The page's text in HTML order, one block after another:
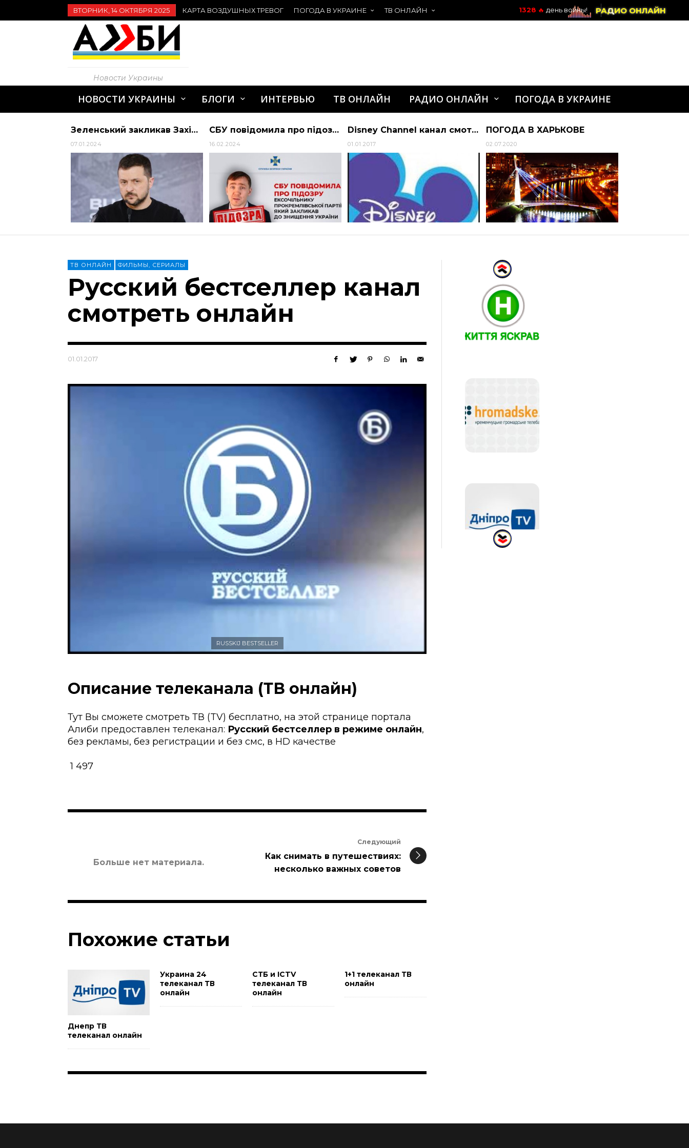
ВТОРНИК, 14 ОКТЯБРЯ 2025 КАРТА ВОЗДУШНЫХ ТРЕВОГ ПОГОДА В УКРАИНЕ ТВ ОНЛАЙН РАДИО ОНЛАЙН
1328 🔥день войны!
Новости Украины
НОВОСТИ УКРАИНЫ БЛОГИ ИНТЕРВЬЮ ТВ ОНЛАЙН РАДИО ОНЛАЙН ПОГОДА В УКРАИНЕ
Зеленський закликав Захід звернути увагу на те, що РФ навчилася обходити санкції
07.01.2024
СБУ повідомила про підозру проросійському блогеру Дмитру Васильцю – новини 1+1
16.02.2024
Disney Channel канал смотреть онлайн
01.01.2017
ПОГОДА В ХАРЬКОВЕ
02.07.2020
ТВ ОНЛАЙН ФИЛЬМЫ, СЕРИАЛЫ
Русский бестселлер канал
смотреть онлайн
01.01.2017
RUSSKIJ BESTSELLER
Описание телеканала (ТВ онлайн)
Тут Вы сможете смотреть ТВ (TV) бесплатно, на этой странице портала
Алиби предоставлен телеканал: Русский бестселлер в режиме онлайн,
без рекламы, без регистрации и без смс, в HD качестве
1 497
Больше нет материала.
Следующий
Как снимать в путешествиях:
несколько важных советов
Похожие статьи
Днепр ТВ
телеканал онлайн
Украина 24
телеканал ТВ
онлайн
СТБ и ICTV
телеканал ТВ
онлайн
1+1 телеканал ТВ
онлайн